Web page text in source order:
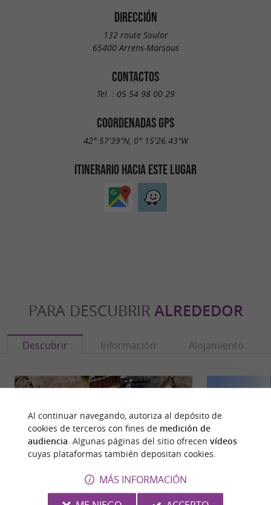
DIRECCIÓN
132 route Soulor
65400 Arrens-Marsous
CONTACTOS
Tel. : 05 54 98 00 29
COORDENADAS GPS
42° 57'39"N, 0° 15'26.43"W
ITINERARIO HACIA ESTE LUGAR
PARA DESCUBRIR ALREDEDOR
Descubrir Información Alojamiento
Al continuar navegando, autoriza al depósito de
cookies de terceros con fines de medición de
audiencia. Algunas páginas del sitio ofrecen vídeos
cuyas plataformas también depositan cookies.
MÁS INFORMACIÓN